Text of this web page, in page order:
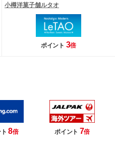
小樽洋菓子舗ルタオ
ポイント 3倍
ト8倍 ポイント 7倍